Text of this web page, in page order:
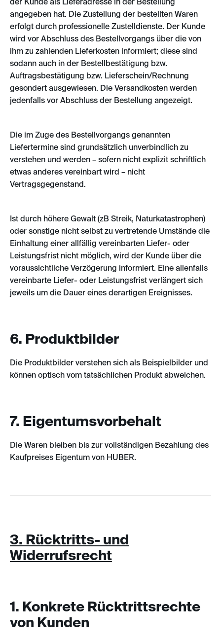
angegeben hat. Die Zustellung der bestellten Waren
erfolgt durch professionelle Zustelldienste. Der Kunde
wird vor Abschluss des Bestellvorgangs über die von
ihm zu zahlenden Lieferkosten informiert; diese sind
sodann auch in der Bestellbestätigung bzw.
Auftragsbestätigung bzw. Lieferschein/Rechnung
gesondert ausgewiesen. Die Versandkosten werden
jedenfalls vor Abschluss der Bestellung angezeigt.
Die im Zuge des Bestellvorgangs genannten
Liefertermine sind grundsätzlich unverbindlich zu
verstehen und werden – sofern nicht explizit schriftlich
etwas anderes vereinbart wird – nicht
Vertragsgegenstand.
Ist durch höhere Gewalt (zB Streik, Naturkatastrophen)
oder sonstige nicht selbst zu vertretende Umstände die
Einhaltung einer allfällig vereinbarten Liefer- oder
Leistungsfrist nicht möglich, wird der Kunde über die
voraussichtliche Verzögerung informiert. Eine allenfalls
vereinbarte Liefer- oder Leistungsfrist verlängert sich
jeweils um die Dauer eines derartigen Ereignisses.
6. Produktbilder
Die Produktbilder verstehen sich als Beispielbilder und
können optisch vom tatsächlichen Produkt abweichen.
7. Eigentumsvorbehalt
Die Waren bleiben bis zur vollständigen Bezahlung des
Kaufpreises Eigentum von HUBER.
3. Rücktritts- und
Widerrufsrecht
1. Konkrete Rücktrittsrechte
von Kunden